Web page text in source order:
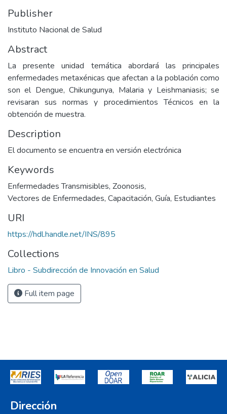
Publisher
Instituto Nacional de Salud
Abstract
La presente unidad temática abordará las principales
enfermedades metaxénicas que afectan a la población como
son el Dengue, Chikungunya, Malaria y Leishmaniasis; se
revisaran sus normas y procedimientos Técnicos en la
obtención de muestra.
Description
El documento se encuentra en versión electrónica
Keywords
Enfermedades Transmisibles, Zoonosis,
Vectores de Enfermedades, Capacitación, Guía, Estudiantes
URI
https://hdl.handle.net/INS/895
Collections
Libro - Subdirección de Innovación en Salud
Full item page
Dirección